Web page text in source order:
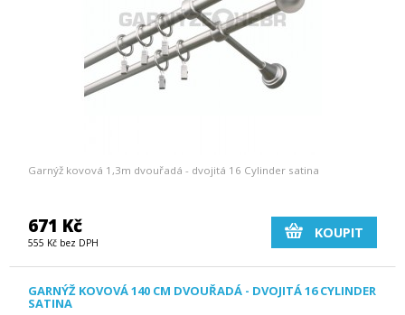
Garnýž kovová 1,3m dvouřadá - dvojitá 16 Cylinder satina
671 Kč
555 Kč bez DPH
KOUPIT
GARNÝŽ KOVOVÁ 140 CM DVOUŘADÁ - DVOJITÁ 16 CYLINDER
SATINA